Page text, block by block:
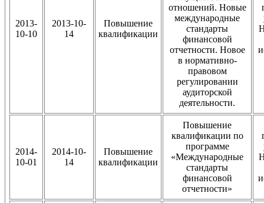
2013-
10-10
2013-10-
14
Повышение
квалификации
отношений. Новые
международные
стандарты
финансовой
отчетности. Новое
в нормативно-
правовом
регулировании
аудиторской
деятельности.
2014-
10-01
2014-10-
14
Повышение
квалификации
Повышение
квалификации по
программе
«Международные
стандарты
финансовой
отчетности»